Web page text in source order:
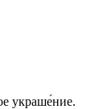
украше́ние.